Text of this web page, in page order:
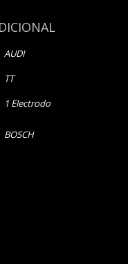
AUDI
TT
1 Electrodo
BOSCH